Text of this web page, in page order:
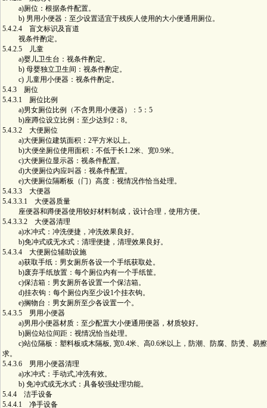
a)厕位：根据条件配置。
b) 男用小便器：至少设置适宜于残疾人使用的大小便通用厕位。
5.4.2.4 盲文标识及盲道
视条件酌定。
5.4.2.5 儿童
a)婴儿卫生台：视条件酌定。
b) 母婴独立卫生间：视条件酌定。
c) 儿童用小便器：视条件酌定。
5.4.3 厕位
5.4.3.1 厕位比例
a)男女厕位比例（不含男用小便器）：5：5
b)座蹲位设立比例：至少达到2：8。
5.4.3.2 大便厕位
a)大便厕位建筑面积：2平方米以上。
b)大便坐厕位使用面积：不低于长1.2米、宽0.9米。
c)大便厕位显示器：视条件配置。
d)大便厕位内应叫器：视条件配置。
e)大便厕位隔断板（门）高度：视情况作恰当处理。
5.4.3.3 大便器
5.4.3.3.1 大便器质量
座便器和蹲便器使用较好材料制成，设计合理，使用方便。
5.4.3.3.2 大便器清理
a)水冲式：冲洗便捷，冲洗效果良好。
b)免冲式或无水式：清理便捷，清理效果良好。
5.4.3.4 大便厕位辅助设施
a)获取手纸：男女厕所各设一个手纸获取处。
b)废弃手纸放置：每个厕位内有一个手纸筐。
c)保洁箱：男女厕所各设置一个保洁箱。
d)挂衣钩：每个厕位内至少设1个挂衣钩。
e)搁物台：男女厕所至少各设置一个。
5.4.3.5 男用小便器
a)男用小便器材质：至少配置大小便通用便器，材质较好。
b)厕位站位间距：视情况恰当处理。
c)站位隔板：塑料板或木隔板, 宽0.4米、高0.6米以上，防潮、防腐、防烫、易
求。
5.4.3.6 男用小便器清理
a)水冲式：手动式,冲洗有效。
b) 免冲式或无水式：具备较强处理功能。
5.4.4 洁手设备
5.4.4.1 净手设备